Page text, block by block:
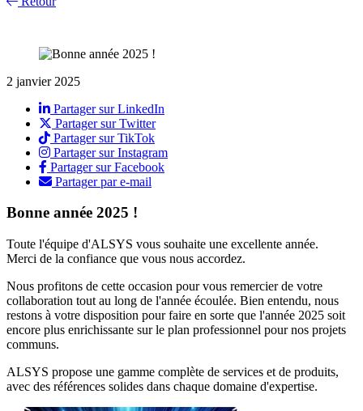
2 janvier 2025
Partager sur LinkedIn
Partager sur Twitter
Partager sur TikTok
Partager sur Instagram
Partager sur Facebook
Partager par e-mail
Bonne année 2025 !
Toute l'équipe d'ALSYS vous souhaite une excellente année.
Merci de la confiance que vous nous accordez.
Nous profitons de cette occasion pour vous remercier de votre
collaboration tout au long de l'année écoulée. Bien entendu, nous
restons à votre disposition pour faire en sorte que l'année 2025 soit
encore plus enrichissante sur le plan professionnel pour nos projets
communs.
ALSYS propose une gamme complète de services et de produits,
avec des références solides dans chaque domaine d'expertise.